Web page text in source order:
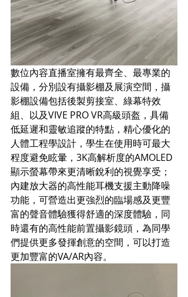
數位內容直播室擁有最齊全、最專業的
設備，分別設有攝影棚及展演空間，攝
影棚設備包括後製剪接室、綠幕特效
組、以及VIVE PRO VR高級頭盔，具備
低延遲和靈敏追蹤的特點，精心優化的
人體工程學設計，學生在使用時可最大
程度避免眩暈，3K高解析度的AMOLED
顯示螢幕帶來更清晰銳利的視覺享受；
內建放大器的高性能耳機支援主動降噪
功能，可營造出更強烈的臨場感及更豐
富的聲音體驗獲得舒適的深度體驗，同
時還有的高性能前置攝影鏡頭，為同學
們提供更多發揮創意的空間，可以打造
更加豐富的VA/AR內容。